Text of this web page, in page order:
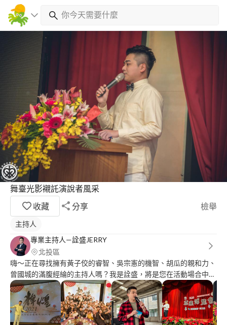
舞臺光影襯託演說者風采
收藏
分享 檢舉
主持人
專業主持人—詮盛JERRY
北投區
嗨～正在尋找擁有黃子佼的睿智、吳宗憲的機智、胡瓜的親和力、
曾國城的滿腹經綸的主持人嗎？我是詮盛，將是您在活動場合中，
最好的主持人與夥伴！ 活動場合站上台拿起麥克風，不能隨便必
須是一種專業，把話說的好聽、說的漂亮、說到現場連連鼓掌、絕
不留下冷場！我是您的活動主持人詮盛，在您活動有任何問題，交
給我都能迎刃而解、大獲全勝 期待與您的深刻合作～